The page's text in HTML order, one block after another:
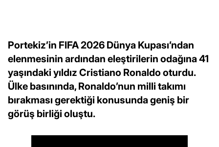
Portekiz’in FIFA 2026 Dünya Kupası’ndan
elenmesinin ardından eleştirilerin odağına 41
yaşındaki yıldız Cristiano Ronaldo oturdu.
Ülke basınında, Ronaldo’nun milli takımı
bırakması gerektiği konusunda geniş bir
görüş birliği oluştu.